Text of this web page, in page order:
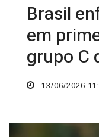
Brasil
em
grupo C
13/06/2026